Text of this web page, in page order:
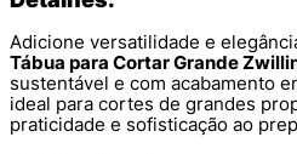
Adicione versatilidade e
Tábua para Cortar Grande
sustentável e com acabamento
ideal para cortes de grandes
praticidade e sofisticação ao